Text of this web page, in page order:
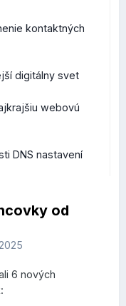
kontaktných
digitálny svet
webovú
DNS nastavení
od
6 nových